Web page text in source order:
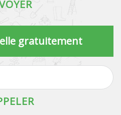
gratuitement